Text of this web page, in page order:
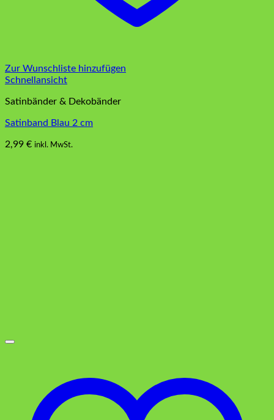
Zur Wunschliste hinzufügen
Schnellansicht
Satinbänder & Dekobänder
Satinband Blau 2 cm
2,99 € inkl. MwSt.